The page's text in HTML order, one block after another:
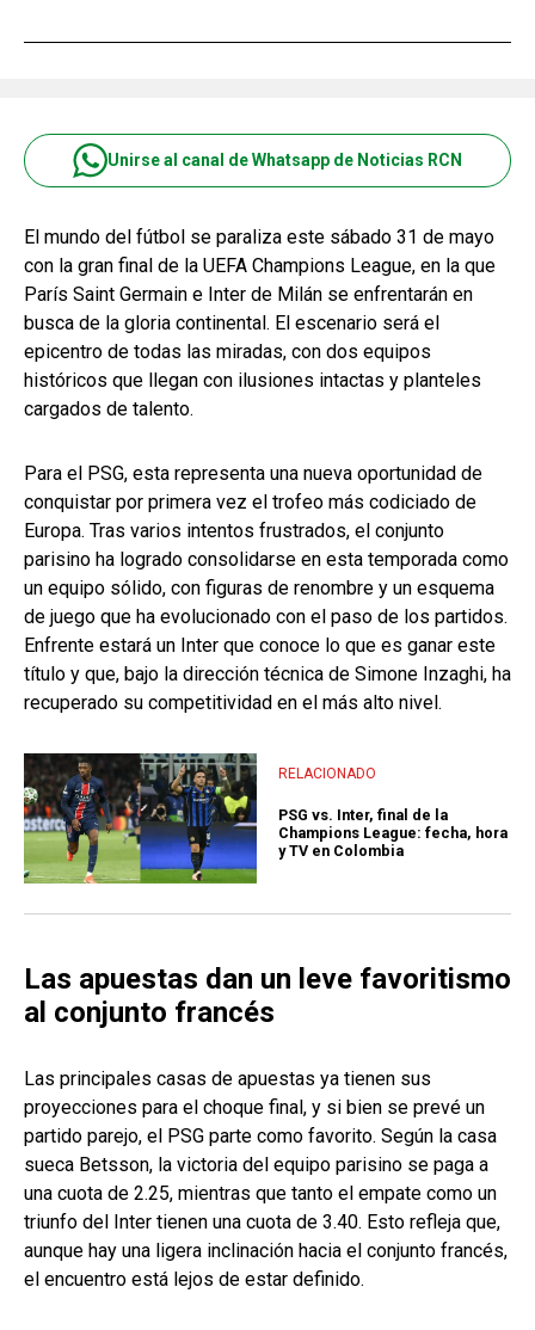
Unirse al canal de Whatsapp de Noticias RCN
El mundo del fútbol se paraliza este sábado 31 de mayo
con la gran final de la UEFA Champions League, en la que
París Saint Germain e Inter de Milán se enfrentarán en
busca de la gloria continental. El escenario será el
epicentro de todas las miradas, con dos equipos
históricos que llegan con ilusiones intactas y planteles
cargados de talento.
Para el PSG, esta representa una nueva oportunidad de
conquistar por primera vez el trofeo más codiciado de
Europa. Tras varios intentos frustrados, el conjunto
parisino ha logrado consolidarse en esta temporada como
un equipo sólido, con figuras de renombre y un esquema
de juego que ha evolucionado con el paso de los partidos.
Enfrente estará un Inter que conoce lo que es ganar este
título y que, bajo la dirección técnica de Simone Inzaghi, ha
recuperado su competitividad en el más alto nivel.
RELACIONADO
PSG vs. Inter, final de la
Champions League: fecha, hora
y TV en Colombia
Las apuestas dan un leve favoritismo
al conjunto francés
Las principales casas de apuestas ya tienen sus
proyecciones para el choque final, y si bien se prevé un
partido parejo, el PSG parte como favorito. Según la casa
sueca Betsson, la victoria del equipo parisino se paga a
una cuota de 2.25, mientras que tanto el empate como un
triunfo del Inter tienen una cuota de 3.40. Esto refleja que,
aunque hay una ligera inclinación hacia el conjunto francés,
el encuentro está lejos de estar definido.